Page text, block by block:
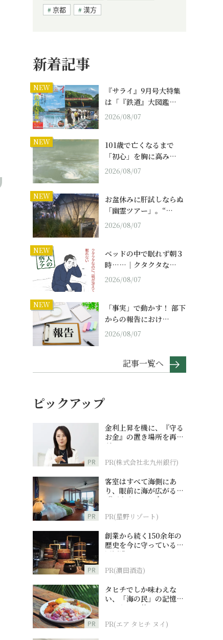
京都
漢方
新着記事
NEW
『サライ』9月号大特集
は「『鉄道』大図鑑…
2026/08/07
NEW
101歳で亡くなるまで
「初心」を胸に高み…
2026/08/07
NEW
お盆休みに肝試しならぬ
「幽霊ツアー」。“…
2026/08/07
NEW
ベッドの中で眠れず朝３
時……｜クタクタな…
2026/08/07
NEW
「事実」で動かす！ 部下
からの報告におけ…
2026/08/07
記事一覧へ
ピックアップ
PR
金利上昇を機に、『守る
お金』の置き場所を再検
討
PR(株式会社北九州銀行)
PR
客室はすべて海側にあ
り、眼前に海が広がる
『西表島ホテル by 星野
PR(星野リゾート)
PR
創業から続く150余年の
歴史を今に守っている濵
田酒造
PR(濵田酒造)
PR
タヒチでしか味わえな
い、「海の民」の記憶へ
とつながる旅
PR(エア タヒチ ヌイ)